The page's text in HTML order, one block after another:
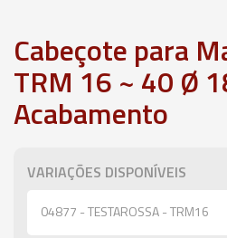
Cabeçote para
TRM 16 ~ 40 Ø
Acabamento
VARIAÇÕES DISPONÍVEIS
04877 - TESTAROSSA - TRM16